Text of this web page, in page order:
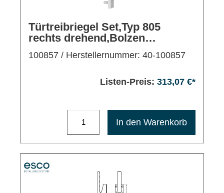
Türtreibriegel Set,Typ 805
rechts drehend,Bolzen
28mm,EV1
100857 / Herstellernummer: 40-100857
Listen-Preis: 313,07 €*
In den Warenkorb